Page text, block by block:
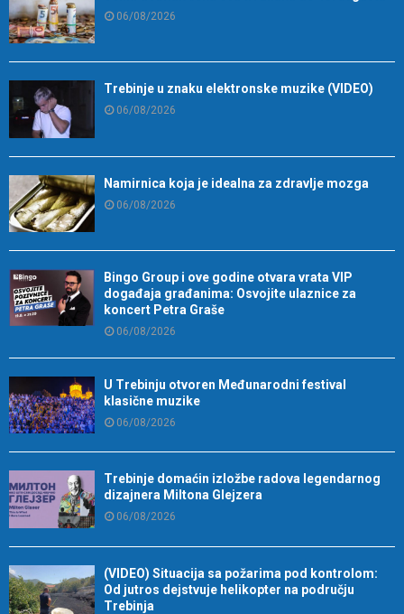
06/08/2026
Trebinje u znaku elektronske muzike (VIDEO)
06/08/2026
Namirnica koja je idealna za zdravlje mozga
06/08/2026
Bingo Group i ove godine otvara vrata VIP
događaja građanima: Osvojite ulaznice za
koncert Petra Graše
06/08/2026
U Trebinju otvoren Međunarodni festival
klasične muzike
06/08/2026
Trebinje domaćin izložbe radova legendarnog
dizajnera Miltona Glejzera
06/08/2026
(VIDEO) Situacija sa požarima pod kontrolom:
Od jutros dejstvuje helikopter na području
Trebinja